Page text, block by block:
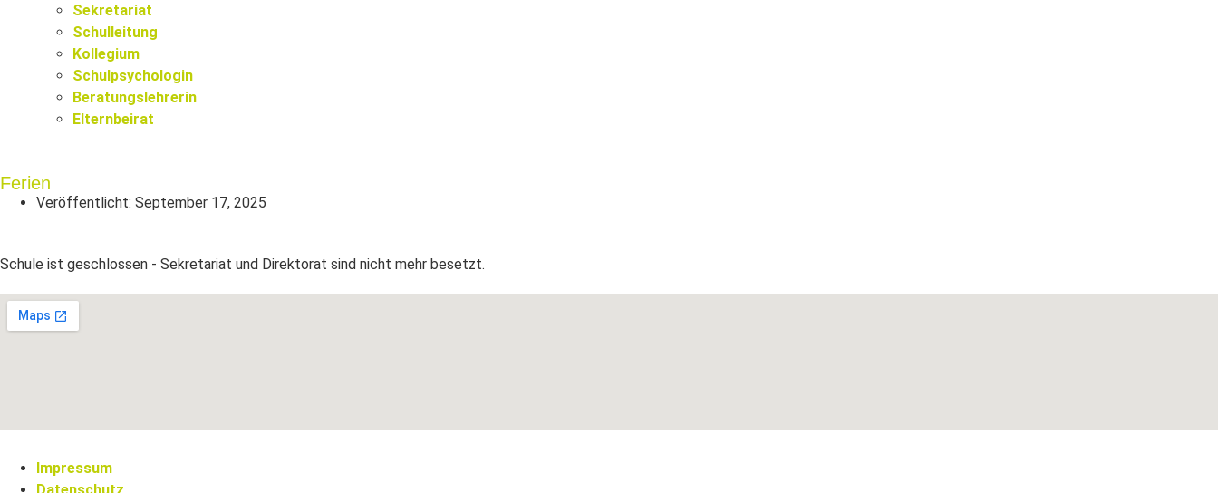
Sekretariat
Schulleitung
Kollegium
Schulpsychologin
Beratungslehrerin
Elternbeirat
Ferien
Veröffentlicht: September 17, 2025
Schule ist geschlossen - Sekretariat und Direktorat sind nicht mehr besetzt.
Impressum